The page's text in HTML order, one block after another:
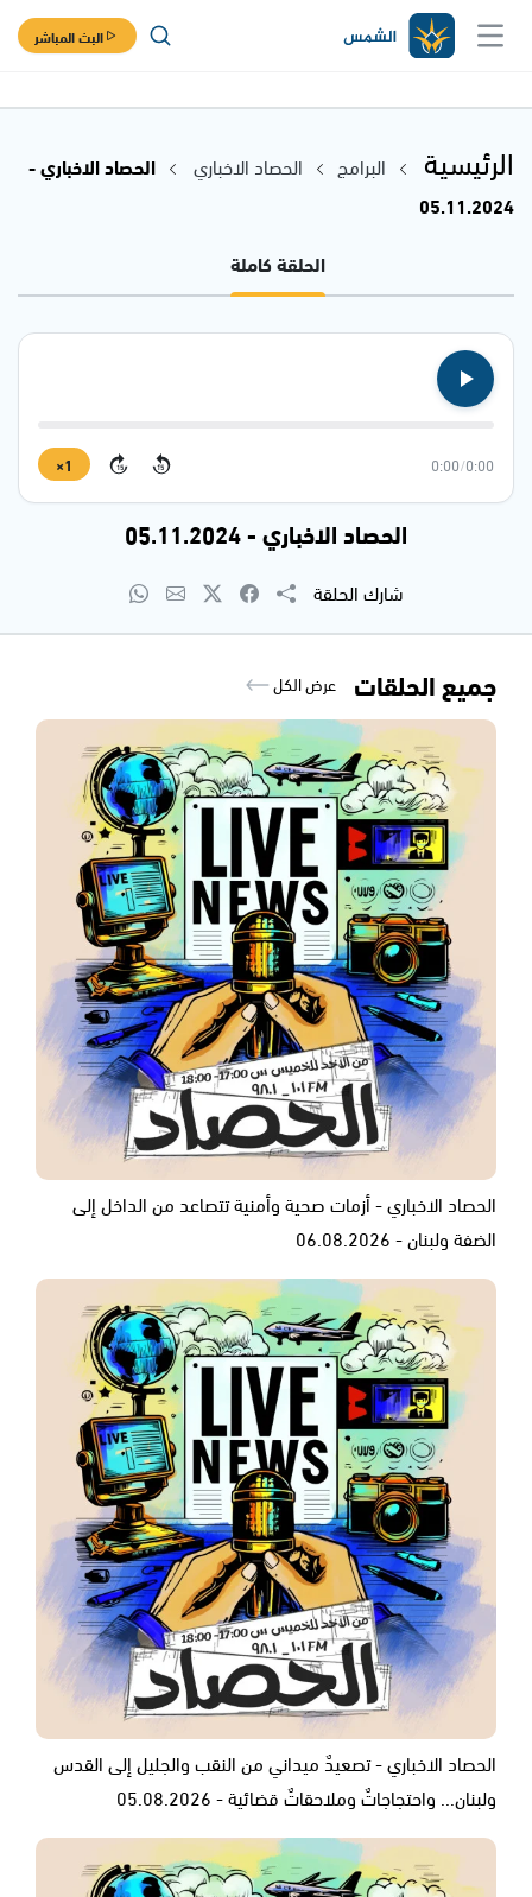
البث المباشر
الرئيسية البرامج الحصاد الاخباري
الحصاد الاخباري -
05.11.2024
الحلقة كاملة
0:00
/
0:00
15
15
1×
الحصاد الاخباري - 05.11.2024
شارك الحلقة
جميع الحلقات عرض الكل
الحصاد الاخباري - أزمات صحية وأمنية تتصاعد من الداخل إلى
الضفة ولبنان - 06.08.2026
الحصاد الاخباري - تصعيدٌ ميداني من النقب والجليل إلى القدس
ولبنان... واحتجاجاتٌ وملاحقاتٌ قضائية - 05.08.2026